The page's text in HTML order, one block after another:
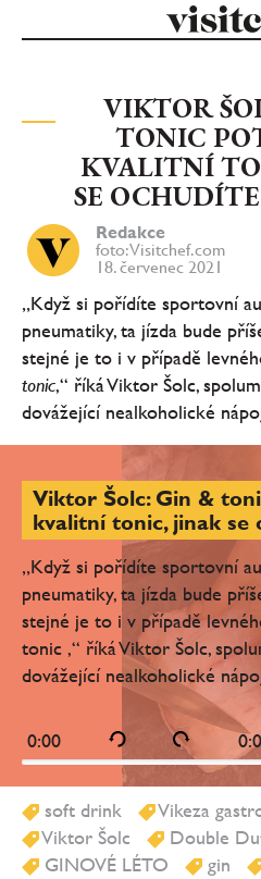
VIKTOR
TONIC
KVALITNÍ
SE
Redakce
foto: Visitchef.com
18. červenec 2021
„Když si pořídíte sportovní
pneumatiky, ta jízda bude
stejné je to i v případě
tonic,“ říká Viktor Šolc,
dovážející nealkoholické
Viktor Šolc: Gin &
kvalitní tonic, jinak se
„Když si pořídíte sportovní
pneumatiky, ta jízda bude
stejné je to i v případě
tonic ,“ říká Viktor Šolc,
dovážející nealkoholické
0:00
soft drink Vikeza
Viktor Šolc
Double
GINOVÉ LÉTO
gin